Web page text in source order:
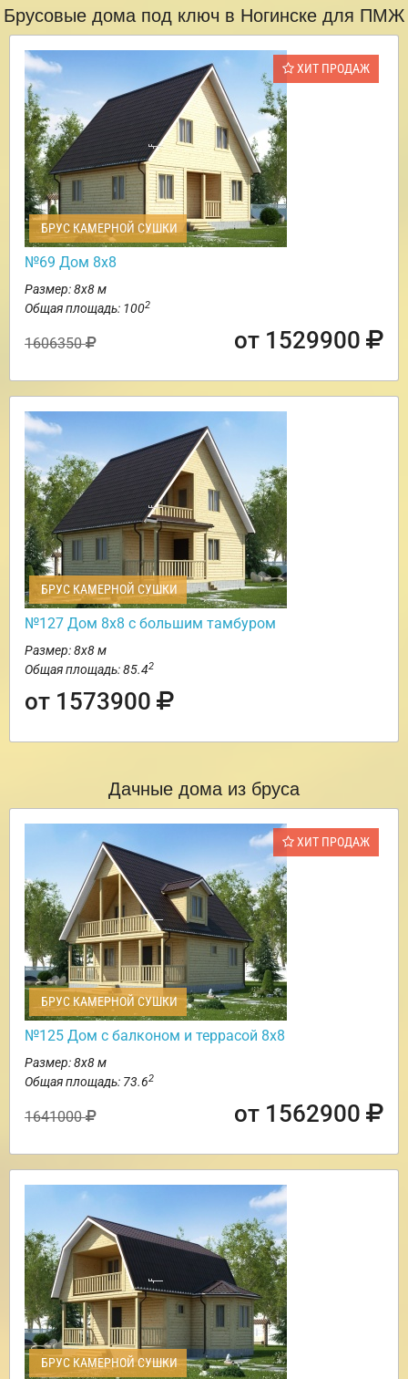
Брусовые дома под ключ в Ногинске для ПМЖ
ХИТ ПРОДАЖ
БРУС КАМЕРНОЙ СУШКИ
№69 Дом 8х8
Размер: 8х8 м
Общая площадь: 1002
1606350 от 1529900
БРУС КАМЕРНОЙ СУШКИ
№127 Дом 8х8 с большим тамбуром
Размер: 8х8 м
Общая площадь: 85.42
от 1573900
Дачные дома из бруса
ХИТ ПРОДАЖ
БРУС КАМЕРНОЙ СУШКИ
№125 Дом с балконом и террасой 8х8
Размер: 8х8 м
Общая площадь: 73.62
1641000 от 1562900
БРУС КАМЕРНОЙ СУШКИ